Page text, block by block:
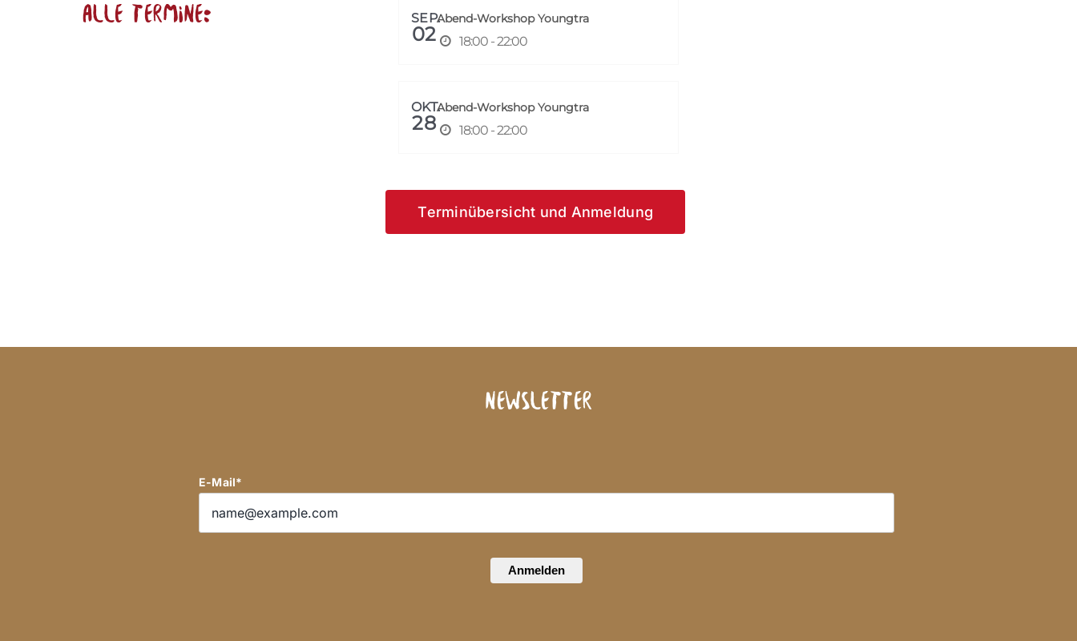
alle Termine: SEP.
02
Abend-Workshop Youngtra
18:00 - 22:00
OKT.
28
Abend-Workshop Youngtra
18:00 - 22:00
Terminübersicht und Anmeldung
Newsletter
E-Mail*
Anmelden